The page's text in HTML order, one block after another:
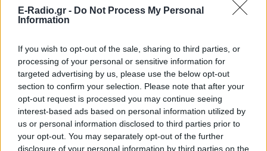
E-Radio.gr - Do Not Process My Personal
Information
If you wish to opt-out of the sale, sharing to third parties, or
processing of your personal or sensitive information for
targeted advertising by us, please use the below opt-out
section to confirm your selection. Please note that after your
opt-out request is processed you may continue seeing
interest-based ads based on personal information utilized by
us or personal information disclosed to third parties prior to
your opt-out. You may separately opt-out of the further
disclosure of your personal information by third parties on the
Βόλος: 26χρονος απείλησε να
σφάξει τη μητέρα του και
χτύπησε τον αδελφό του για το
πρωινό
ΠΡΙΝ 8 ΏΡΕΣ
Τα προβλήματα ξεκίνησαν μετά την
επιστροφή του από τον στρατό